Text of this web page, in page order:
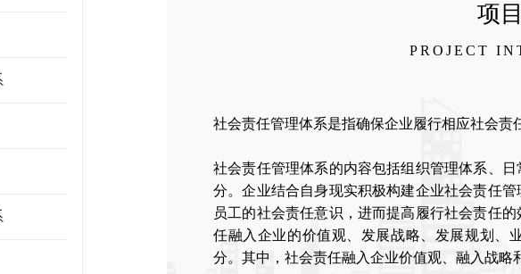
项
PROJECT
社会责任管理体系是指确保企业履行相应社会责
社会责任管理体系的内容包括组织管理体系、
分。企业结合自身现实积极构建企业社会责任
员工的社会责任意识，进而提高履行社会责任
任融入企业的价值观、发展战略、发展规划、
分。其中，社会责任融入企业价值观、融入战略